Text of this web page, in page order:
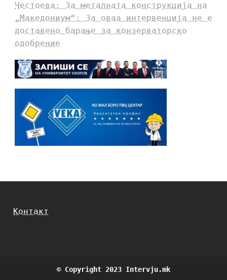
Честоева: За металната конструкција на
„Македониум“: За оваа интервенција не е
доставено барање за конзерваторско
одобрение
Контакт
© Copyright 2023 Intervju.mk